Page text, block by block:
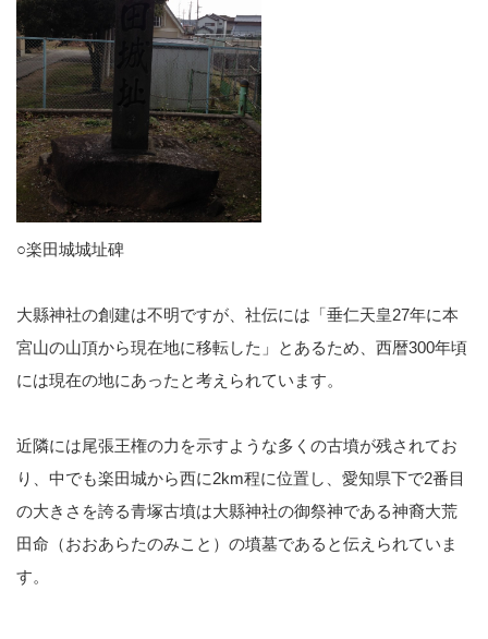
○楽田城城址碑
大縣神社の創建は不明ですが、社伝には「垂仁天皇27年に本
宮山の山頂から現在地に移転した」とあるため、西暦300年頃
には現在の地にあったと考えられています。
近隣には尾張王権の力を示すような多くの古墳が残されてお
り、中でも楽田城から西に2km程に位置し、愛知県下で2番目
の大きさを誇る青塚古墳は大縣神社の御祭神である神裔大荒
田命（おおあらたのみこと）の墳墓であると伝えられていま
す。